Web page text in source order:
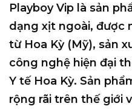
Playboy Vip là sản
dạng xịt ngoài, được
từ Hoa Kỳ (Mỹ), sản
công nghệ hiện đại
Y tế Hoa Kỳ. Sản
rộng rãi trên thế giới